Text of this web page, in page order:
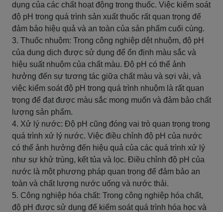
dụng của các chất hoạt động trong thuốc. Việc kiểm soát
độ pH trong quá trình sản xuất thuốc rất quan trọng để
đảm bảo hiệu quả và an toàn của sản phẩm cuối cùng.
3. Thuốc nhuộm: Trong công nghiệp dệt nhuộm, độ pH
của dung dịch được sử dụng để ổn định màu sắc và
hiệu suất nhuộm của chất màu. Độ pH có thể ảnh
hưởng đến sự tương tác giữa chất màu và sợi vải, và
việc kiểm soát độ pH trong quá trình nhuộm là rất quan
trọng để đạt được màu sắc mong muốn và đảm bảo chất
lượng sản phẩm.
4. Xử lý nước: Độ pH cũng đóng vai trò quan trọng trong
quá trình xử lý nước. Việc điều chỉnh độ pH của nước
có thể ảnh hưởng đến hiệu quả của các quá trình xử lý
như sự khử trùng, kết tủa và lọc. Điều chỉnh độ pH của
nước là một phương pháp quan trọng để đảm bảo an
toàn và chất lượng nước uống và nước thải.
5. Công nghiệp hóa chất: Trong công nghiệp hóa chất,
độ pH được sử dụng để kiểm soát quá trình hóa học và